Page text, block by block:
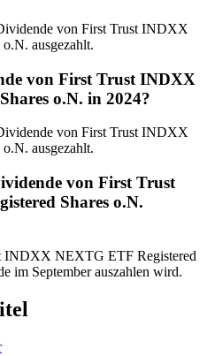
von First Trust INDXX
ausgezahlt.
von First Trust INDXX
o.N. in 2024?
von First Trust INDXX
ausgezahlt.
von First Trust
Shares o.N.
INDXX NEXTG ETF Registered
im September auszahlen wird.